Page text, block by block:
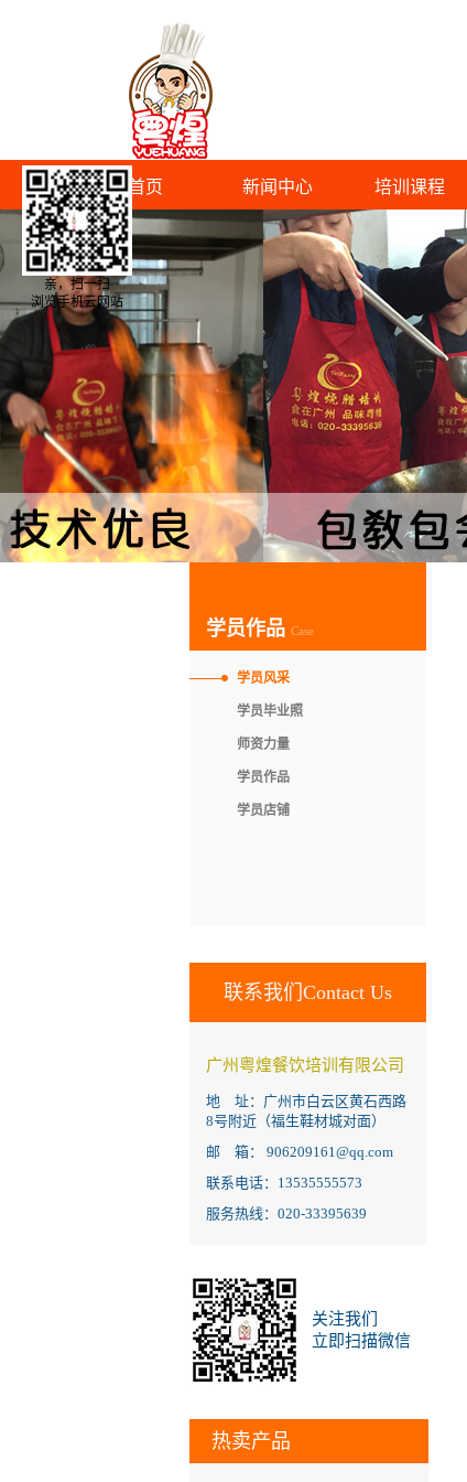
首页 新闻中心 培训课程
学员作品 Case
学员风采
学员毕业照
师资力量
学员作品
学员店铺
联系我们Contact Us
广州粤煌餐饮培训有限公司
地 址：广州市白云区黄石西路
8号附近（福生鞋材城对面）
邮 箱： 906209161@qq.com
联系电话：13535555573
服务热线：020-33395639
关注我们
立即扫描微信
热卖产品
亲，扫一扫
浏览手机云网站